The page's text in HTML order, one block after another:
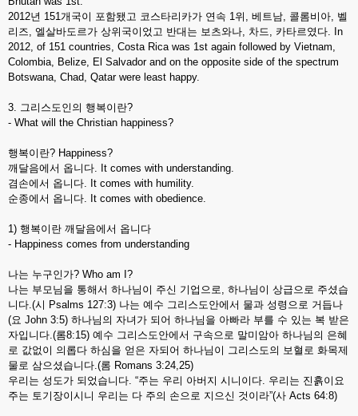
2012년 151개국이 포함됐고 코스타리카가 연속 1위, 베트남, 콜롬비아, 벨
리즈, 엘살바도르가 상위국이었고 반대는 보츠와나, 차드, 카타르였다. In
2012, of 151 countries, Costa Rica was 1st again followed by Vietnam,
Colombia, Belize, El Salvador and on the opposite side of the spectrum
Botswana, Chad, Qatar were least happy.
3. 그리스도인의 행복이란?
- What will the Christian happiness?
행복이란? Happiness?
깨달음에서 옵니다. It comes with understanding.
겸손에서 옵니다. It comes with humility.
순종에서 옵니다. It comes with obedience.
1) 행복이란 깨달음에서 옵니다
- Happiness comes from understanding
나는 누구인가? Who am I?
나는 부모님을 통해서 하나님이 주신 기업으로, 하나님이 상급으로 주셨습
니다.(시 Psalms 127:3) 나는 예수 그리스도안에서 물과 성령으로 거듭나
(요 John 3:5) 하나님의 자녀가 되어 하나님을 아빠라 부를 수 있는 복 받은
자입니다.(롬8:15) 예수 그리스도안에서 구속으로 말미암아 하나님의 은혜
로 값없이 의롭다 하심을 얻은 자되어 하나님이 그리스도의 보혈로 화목제
물로 삼으셨습니다.(롬 Romans 3:24,25)
우리는 성도가 되었습니다. “주는 우리 아버지 시니이다. 우리는 진흙이요
주는 토기장이시니 우리는 다 주의 손으로 지으신 것이라”(사 Acts 64:8)